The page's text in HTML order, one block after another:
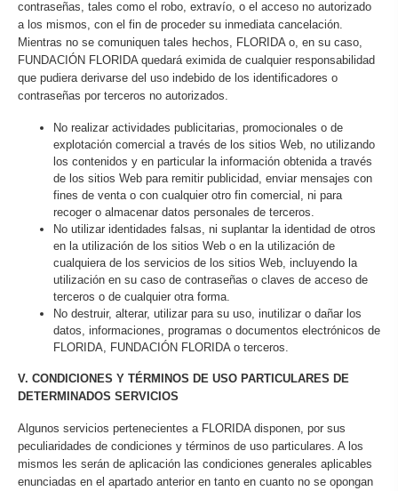
contraseñas, tales como el robo, extravío, o el acceso no autorizado
a los mismos, con el fin de proceder su inmediata cancelación.
Mientras no se comuniquen tales hechos, FLORIDA o, en su caso,
FUNDACIÓN FLORIDA quedará eximida de cualquier responsabilidad
que pudiera derivarse del uso indebido de los identificadores o
contraseñas por terceros no autorizados.
No realizar actividades publicitarias, promocionales o de
explotación comercial a través de los sitios Web, no utilizando
los contenidos y en particular la información obtenida a través
de los sitios Web para remitir publicidad, enviar mensajes con
fines de venta o con cualquier otro fin comercial, ni para
recoger o almacenar datos personales de terceros.
No utilizar identidades falsas, ni suplantar la identidad de otros
en la utilización de los sitios Web o en la utilización de
cualquiera de los servicios de los sitios Web, incluyendo la
utilización en su caso de contraseñas o claves de acceso de
terceros o de cualquier otra forma.
No destruir, alterar, utilizar para su uso, inutilizar o dañar los
datos, informaciones, programas o documentos electrónicos de
FLORIDA, FUNDACIÓN FLORIDA o terceros.
V. CONDICIONES Y TÉRMINOS DE USO PARTICULARES DE
DETERMINADOS SERVICIOS
Algunos servicios pertenecientes a FLORIDA disponen, por sus
peculiaridades de condiciones y términos de uso particulares. A los
mismos les serán de aplicación las condiciones generales aplicables
enunciadas en el apartado anterior en tanto en cuanto no se opongan